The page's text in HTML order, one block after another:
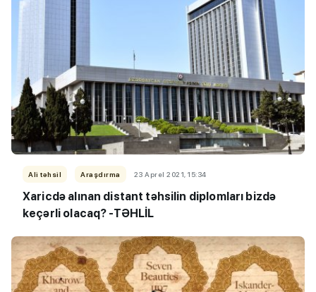
Ali təhsil Araşdırma 23 Aprel 2021, 15:34
Xaricdə alınan distant təhsilin diplomları bizdə
keçərli olacaq? -TƏHLİL